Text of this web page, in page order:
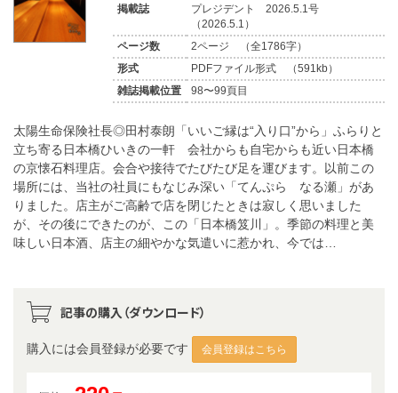
掲載誌
プレジデント 2026.5.1号
（2026.5.1）
ページ数
2ページ （全1786字）
形式
PDFファイル形式 （591kb）
雑誌掲載位置
98〜99頁目
太陽生命保険社長◎田村泰朗「いいご縁は“入り口”から」ふらりと
立ち寄る日本橋ひいきの一軒 会社からも自宅からも近い日本橋
の京懐石料理店。会合や接待でたびたび足を運びます。以前この
場所には、当社の社員にもなじみ深い「てんぷら なる瀬」があ
りました。店主がご高齢で店を閉じたときは寂しく思いました
が、その後にできたのが、この「日本橋笈川」。季節の料理と美
味しい日本酒、店主の細やかな気遣いに惹かれ、今では…
記事の購入（ダウンロード）
購入には会員登録が必要です 会員登録はこちら